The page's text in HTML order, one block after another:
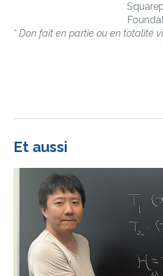
* Don fait en partie ou en totalité
Et aussi